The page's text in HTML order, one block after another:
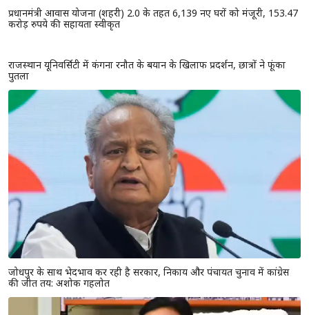
राजस्थान विधानसभा के मानसून सत्र से पहले दिल्ली पहुंचे CM भजनलाल, केंद्रीय
गृह मंत्री अमित शाह से की मुलाकात
राजस्थान में किसानों के लिए सुरक्षा कवच बनी प्रधानमंत्री फसल बीमा योजना,
लाखों अन्नदाताओं को मिला आर्थिक सुरक्षा कवच